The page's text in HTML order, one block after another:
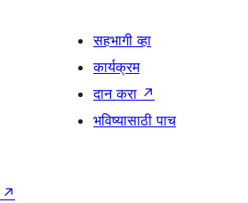
सहभागी व्हा
कार्यक्रम
दान करा ↗
भविष्यासाठी पाच
↗